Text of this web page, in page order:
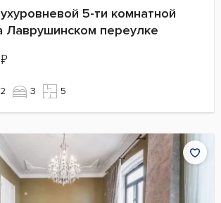
5-ти комнатной
Лаврушинском переулке
₽
2 3 5